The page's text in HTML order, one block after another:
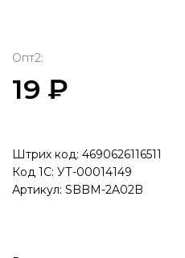
Опт2:
19 ₽
Штрих код: 4690626116511
Код 1С: УТ-00014149
Артикул: SBBM-2A02B